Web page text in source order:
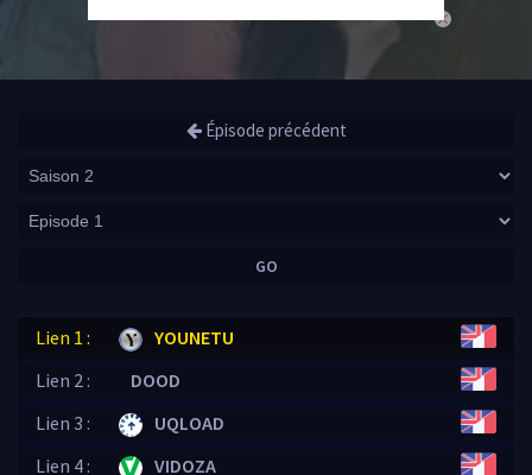
close
Épisode précédent
GO
Lien 1 :
YOUNETU
Lien 2 :
DOOD
Lien 3 :
UQLOAD
Lien 4 :
VIDOZA